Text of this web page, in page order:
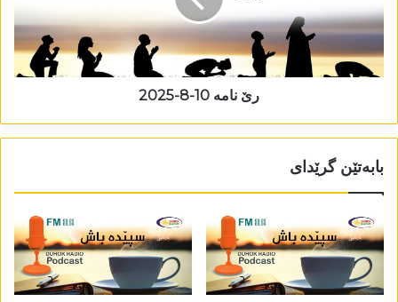
رێ نامە 10-8-2025
بابەتێن گرێدای